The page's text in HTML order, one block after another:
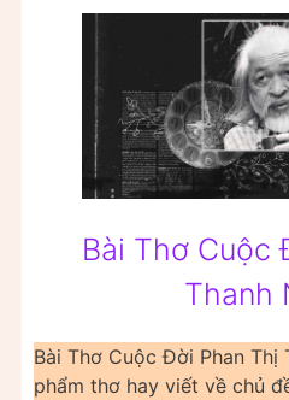
Bài Thơ Cuộc
Thanh
Bài Thơ Cuộc Đời Phan Thị
phẩm thơ hay viết về chủ